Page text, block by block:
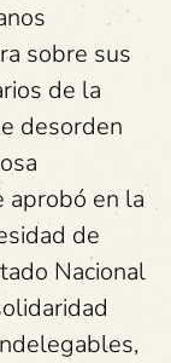
sobre sus
de la
desorden
aprobó en la
de
Nacional